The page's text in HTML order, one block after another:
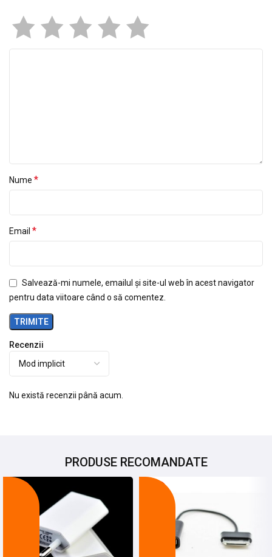
Recenzii
Nu există recenzii până acum.
Nume *
Email *
Salvează-mi numele, emailul și site-ul web în acest navigator
pentru data viitoare când o să comentez.
PRODUSE RECOMANDATE